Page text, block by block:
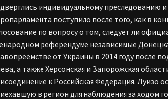
индивидуальному преследованию
поступило после того, как в
по вопросу о том, следует ли
референдуме независимые
от Украины в 2014 году после
а также Херсонская и Запорожская
к Российская Федерация. Луизо
в регион для наблюдения за ходом